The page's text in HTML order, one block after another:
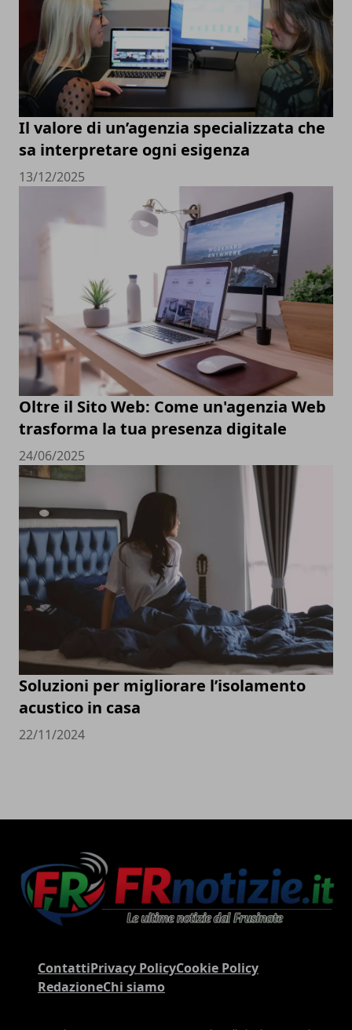
Il valore di un’agenzia specializzata che
sa interpretare ogni esigenza
13/12/2025
Oltre il Sito Web: Come un'agenzia Web
trasforma la tua presenza digitale
24/06/2025
Soluzioni per migliorare l’isolamento
acustico in casa
22/11/2024
ContattiPrivacy PolicyCookie Policy
RedazioneChi siamo